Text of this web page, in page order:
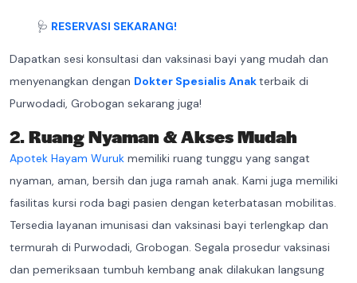
🩺 RESERVASI SEKARANG!
Dapatkan sesi konsultasi dan vaksinasi bayi yang mudah dan
menyenangkan dengan Dokter Spesialis Anakterbaik di
Purwodadi, Grobogan sekarang juga!
2.Ruang Nyaman & Akses Mudah
Apotek Hayam Wuruk memiliki ruang tunggu yang sangat
nyaman, aman, bersih dan juga ramah anak. Kami juga memiliki
fasilitas kursi roda bagi pasien dengan keterbatasan mobilitas.
Tersedia layanan imunisasi dan vaksinasi bayi terlengkap dan
termurah di Purwodadi, Grobogan. Segala prosedur vaksinasi
dan pemeriksaan tumbuh kembang anak dilakukan langsung